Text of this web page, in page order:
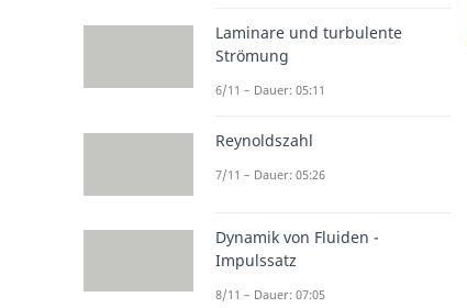
Laminare und turbulente
Strömung
6/11 – Dauer: 05:11
Reynoldszahl
7/11 – Dauer: 05:26
Dynamik von Fluiden -
Impulssatz
8/11 – Dauer: 07:05